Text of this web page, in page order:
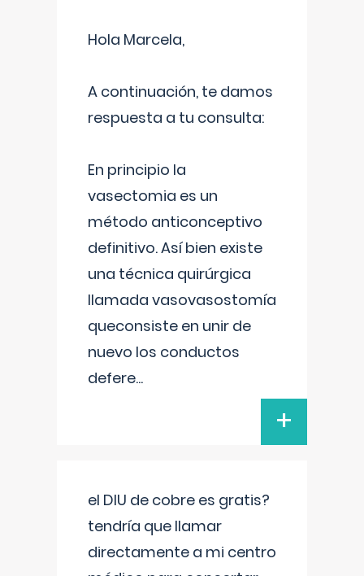
Hola Marcela,
A continuación, te damos
respuesta a tu consulta:
En principio la
vasectomia es un
método anticonceptivo
definitivo. Así bien existe
una técnica quirúrgica
llamada vasovasostomía
queconsiste en unir de
nuevo los conductos
defere...
+
el DIU de cobre es gratis?
tendría que llamar
directamente a mi centro